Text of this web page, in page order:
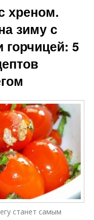
хреном.
зиму с
5
станет самым